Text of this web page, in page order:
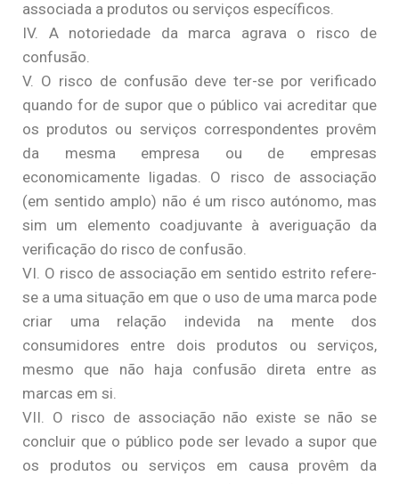
associada a produtos ou serviços específicos.
IV. A notoriedade da marca agrava o risco de
confusão.
V. O risco de confusão deve ter-se por verificado
quando for de supor que o público vai acreditar que
os produtos ou serviços correspondentes provêm
da mesma empresa ou de empresas
economicamente ligadas. O risco de associação
(em sentido amplo) não é um risco autónomo, mas
sim um elemento coadjuvante à averiguação da
verificação do risco de confusão.
VI. O risco de associação em sentido estrito refere-
se a uma situação em que o uso de uma marca pode
criar uma relação indevida na mente dos
consumidores entre dois produtos ou serviços,
mesmo que não haja confusão direta entre as
marcas em si.
VII. O risco de associação não existe se não se
concluir que o público pode ser levado a supor que
os produtos ou serviços em causa provêm da